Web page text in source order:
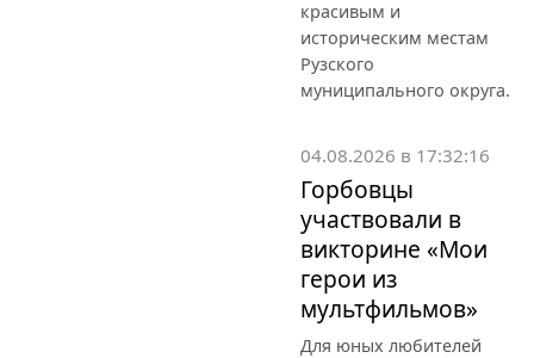
красивым и
историческим местам
Рузского
муниципального округа.
04.08.2026 в 17:32:16
Горбовцы
участвовали в
викторине «Мои
герои из
мультфильмов»
Для юных любителей